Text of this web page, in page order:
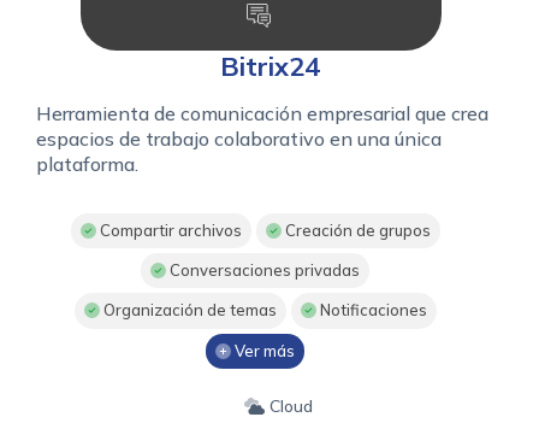
Bitrix24
Herramienta de comunicación empresarial que crea
espacios de trabajo colaborativo en una única
plataforma.
Compartir archivos Creación de grupos
Conversaciones privadas
Organización de temas Notificaciones
Ver más
Cloud